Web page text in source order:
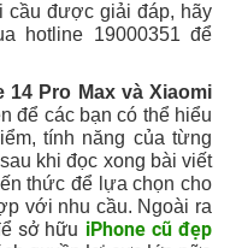
cầu được giải đáp, hãy
hotline 19000351 để
14 Pro Max và Xiaomi
để các bạn có thể hiểu
tính năng của từng
khi đọc xong bài viết
thức để lựa chọn cho
với nhu cầu. Ngoài ra
sở hữu iPhone cũ đẹp